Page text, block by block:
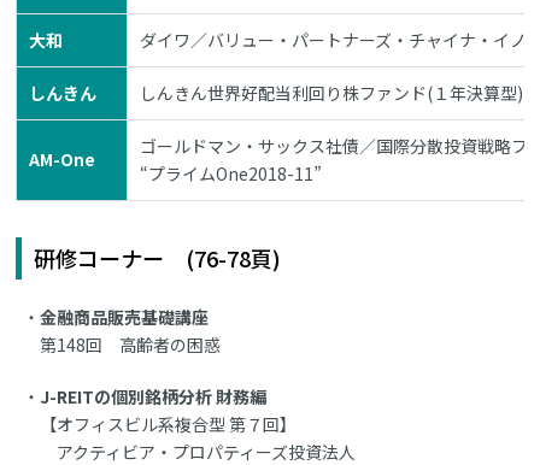
大和 ダイワ／バリュー・パートナーズ・チャイナ・イノ
しんきん しんきん世界好配当利回り株ファンド(１年決算型)
AM-One
ゴールドマン・サックス社債／国際分散投資戦略フ
“プライムOne2018-11”
研修コーナー (76-78頁)
金融商品販売基礎講座
第148回 高齢者の困惑
J-REITの個別銘柄分析 財務編
【オフィスビル系複合型 第７回】
アクティビア・プロパティーズ投資法人